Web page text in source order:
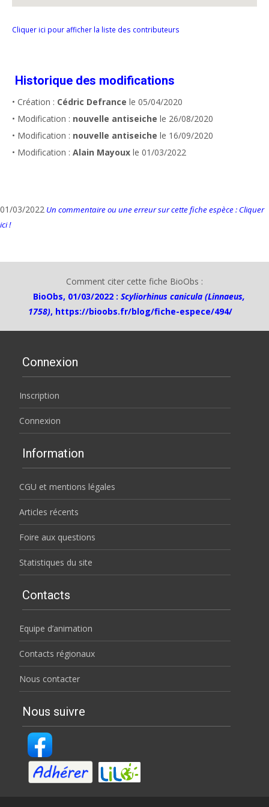
Cliquer ici pour afficher la liste des contributeurs
Historique des modifications
• Création : Cédric Defrance le 05/04/2020
• Modification : nouvelle antiseiche le 26/08/2020
• Modification : nouvelle antiseiche le 16/09/2020
• Modification : Alain Mayoux le 01/03/2022
01/03/2022 Un commentaire ou une erreur sur cette fiche espèce : Cliquer
ici !
Comment citer cette fiche BioObs :
BioObs, 01/03/2022 : Scyliorhinus canicula (Linnaeus,
1758), https://bioobs.fr/blog/fiche-espece/494/
Connexion
Inscription
Connexion
Information
CGU et mentions légales
Articles récents
Foire aux questions
Statistiques du site
Contacts
Equipe d’animation
Contacts régionaux
Nous contacter
Nous suivre